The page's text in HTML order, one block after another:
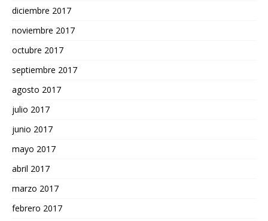
diciembre 2017
noviembre 2017
octubre 2017
septiembre 2017
agosto 2017
julio 2017
junio 2017
mayo 2017
abril 2017
marzo 2017
febrero 2017